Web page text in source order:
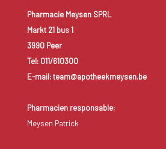
Pharmacie Meysen SPRL
Markt 21 bus 1
3990 Peer
Tel: 011/610300
E-mail: team@apotheekmeysen.be
Pharmacien responsable:
Meysen Patrick